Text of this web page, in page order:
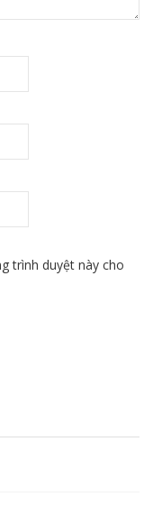
trình duyệt này cho